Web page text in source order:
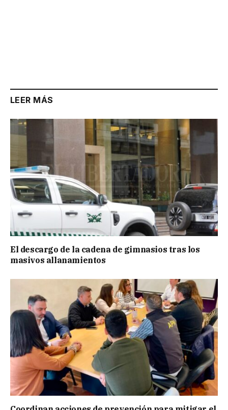
LEER MÁS
El descargo de la cadena de gimnasios tras los
masivos allanamientos